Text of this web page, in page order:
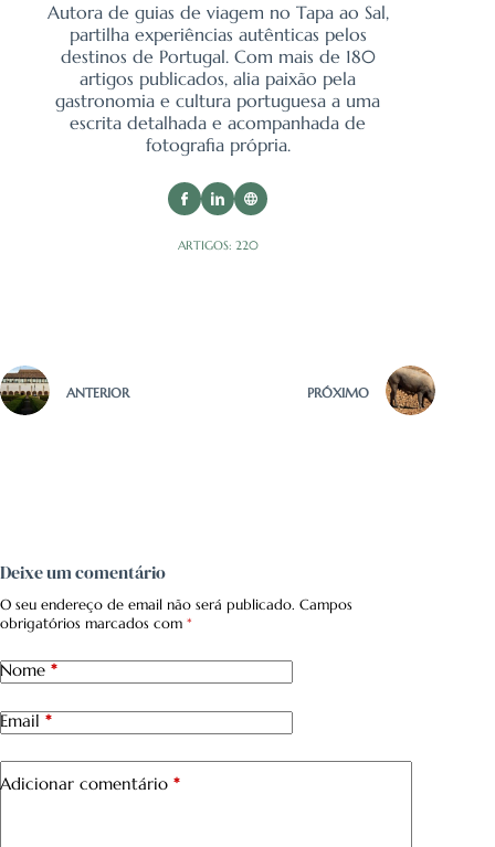
Autora de guias de viagem no Tapa ao Sal,
partilha experiências autênticas pelos
destinos de Portugal. Com mais de 180
artigos publicados, alia paixão pela
gastronomia e cultura portuguesa a uma
escrita detalhada e acompanhada de
fotografia própria.
ARTIGOS: 220
ANTERIOR PRÓXIMO
Deixe um comentário
O seu endereço de email não será publicado. Campos
obrigatórios marcados com *
Nome *
Email *
Adicionar comentário *